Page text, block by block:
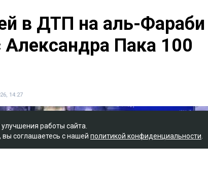
в ДТП на аль-Фараби
Александра Пака 100
14:27
работы сайта.
соглашаетесь с нашей политикой конфиденциальности